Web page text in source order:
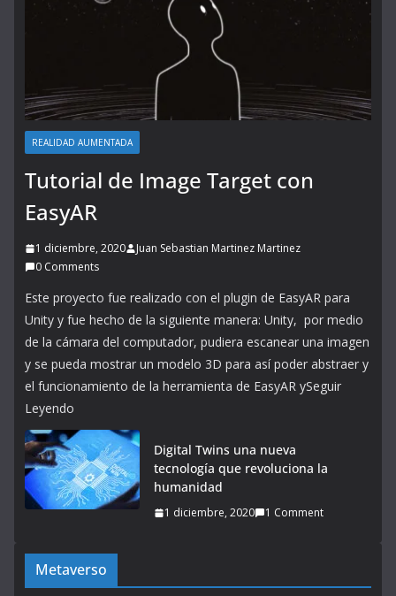
REALIDAD AUMENTADA
Tutorial de Image Target con
EasyAR
1 diciembre, 2020
Juan Sebastian Martinez Martinez
0 Comments
Este proyecto fue realizado con el plugin de EasyAR para
Unity y fue hecho de la siguiente manera: Unity, por medio
de la cámara del computador, pudiera escanear una imagen
y se pueda mostrar un modelo 3D para así poder abstraer y
el funcionamiento de la herramienta de EasyAR ySeguir
Leyendo
Digital Twins una nueva
tecnología que revoluciona la
humanidad
1 diciembre, 2020 1 Comment
Metaverso